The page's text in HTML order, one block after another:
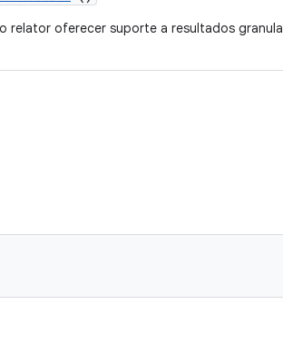
relator oferecer suporte a resultados